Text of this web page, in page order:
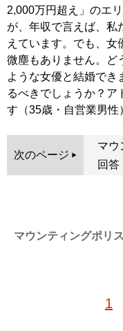
2,000万円超え」のエ
が、年収で言えば、私
えています。でも、女
微塵もありません。ど
ような女優と結婚でき
るべきでしょうか？ア
す（35歳・自営業男性
次のページ
マウ
回答
1
マウンティングポリス
配されている」「マウン